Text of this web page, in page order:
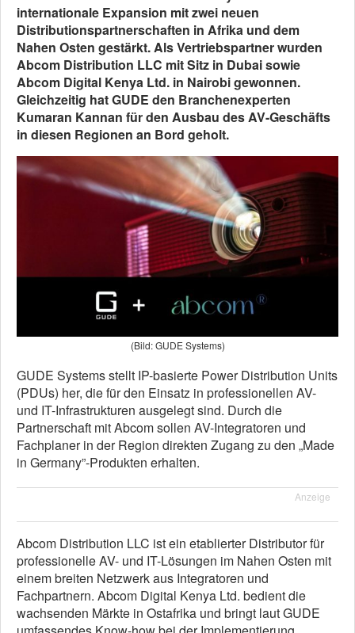
internationale Expansion mit zwei neuen
Distributionspartnerschaften in Afrika und dem
Nahen Osten gestärkt. Als Vertriebspartner wurden
Abcom Distribution LLC mit Sitz in Dubai sowie
Abcom Digital Kenya Ltd. in Nairobi gewonnen.
Gleichzeitig hat GUDE den Branchenexperten
Kumaran Kannan für den Ausbau des AV-Geschäfts
in diesen Regionen an Bord geholt.
(Bild: GUDE Systems)
GUDE Systems stellt IP-basierte Power Distribution Units
(PDUs) her, die für den Einsatz in professionellen AV-
und IT-Infrastrukturen ausgelegt sind. Durch die
Partnerschaft mit Abcom sollen AV-Integratoren und
Fachplaner in der Region direkten Zugang zu den „Made
in Germany”-Produkten erhalten.
Anzeige
Abcom Distribution LLC ist ein etablierter Distributor für
professionelle AV- und IT-Lösungen im Nahen Osten mit
einem breiten Netzwerk aus Integratoren und
Fachpartnern. Abcom Digital Kenya Ltd. bedient die
wachsenden Märkte in Ostafrika und bringt laut GUDE